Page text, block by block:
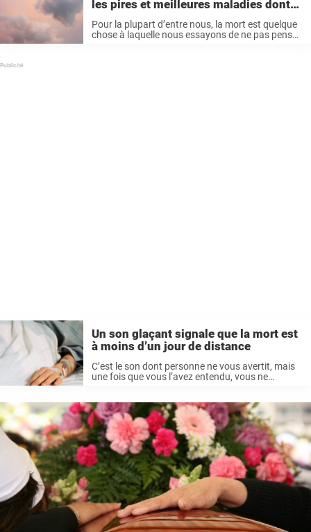
les pires et meilleures maladies dont
on peut mourir
Pour la plupart d’entre nous, la mort est quelque
chose à laquelle nous essayons de ne pas penser,
Un son glaçant signale que la mort est
à moins d’un jour de distance
C’est le son dont personne ne vous avertit, mais
une fois que vous l’avez entendu, vous ne
– un signe ...